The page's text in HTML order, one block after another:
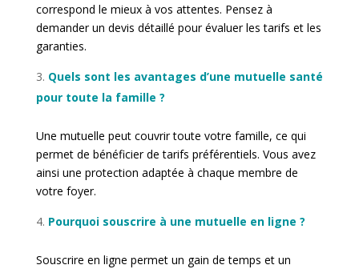
correspond le mieux à vos attentes. Pensez à
demander un devis détaillé pour évaluer les tarifs et les
garanties.
Quels sont les avantages d’une mutuelle santé
pour toute la famille ?
Une mutuelle peut couvrir toute votre famille, ce qui
permet de bénéficier de tarifs préférentiels. Vous avez
ainsi une protection adaptée à chaque membre de
votre foyer.
Pourquoi souscrire à une mutuelle en ligne ?
Souscrire en ligne permet un gain de temps et un